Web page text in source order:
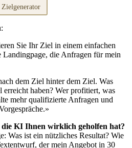
Zielgenerator
Sie Ihr Ziel in einem einfachen
Landingpage, die Anfragen für mein
dem Ziel hinter dem Ziel. Was
haben? Wer profitiert, was
mehr qualifizierte Anfragen und
die KI Ihnen wirklich geholfen hat?
Was ist ein nützliches Resultat? Wie
der mein Angebot in 30